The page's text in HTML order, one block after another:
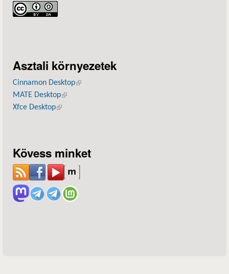
Asztali környezetek
Cinnamon Desktop(külső hivatkozás)
MATE Desktop(külső hivatkozás)
Xfce Desktop(külső hivatkozás)
Kövess minket